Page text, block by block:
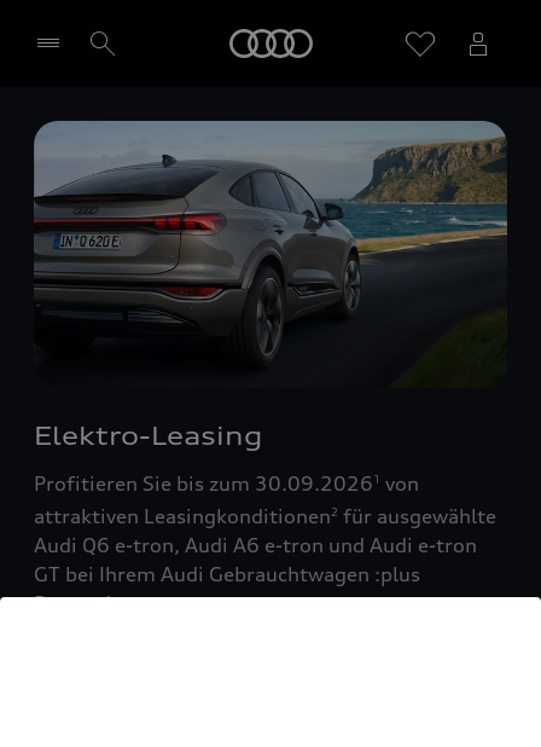
Händler wählen
Elektro-Leasing
Profitieren Sie bis zum 30.09.20261 von
attraktiven Leasingkonditionen2 für ausgewählte
Audi Q6 e-tron, Audi A6 e-tron und Audi e-tron
GT bei Ihrem Audi Gebrauchtwagen :plus
Partner!